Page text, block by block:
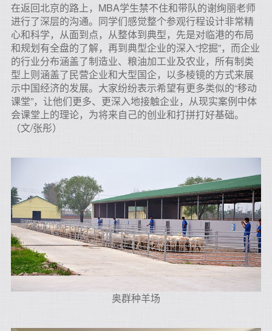
在返回北京的路上，MBA学生禁不住和带队的谢绚丽老师
进行了深层的沟通。同学们感觉整个参观行程设计非常精
心和科学，从面到点，从整体到典型，先是对临港的布局
和规划有全盘的了解，再到典型企业的深入“挖掘”，而企业
的行业分布涵盖了制造业、粮油加工业及农业，所有制类
型上则涵盖了民营企业和大型国企，以多棱镜的方式来展
示中国经济的发展。大家纷纷表示希望有更多类似的“移动
课堂”，让他们更多、更深入地接触企业，从现实案例中体
会课堂上的理论，为将来自己的创业和打拼打好基础。
（文/张彤）
奥群种羊场